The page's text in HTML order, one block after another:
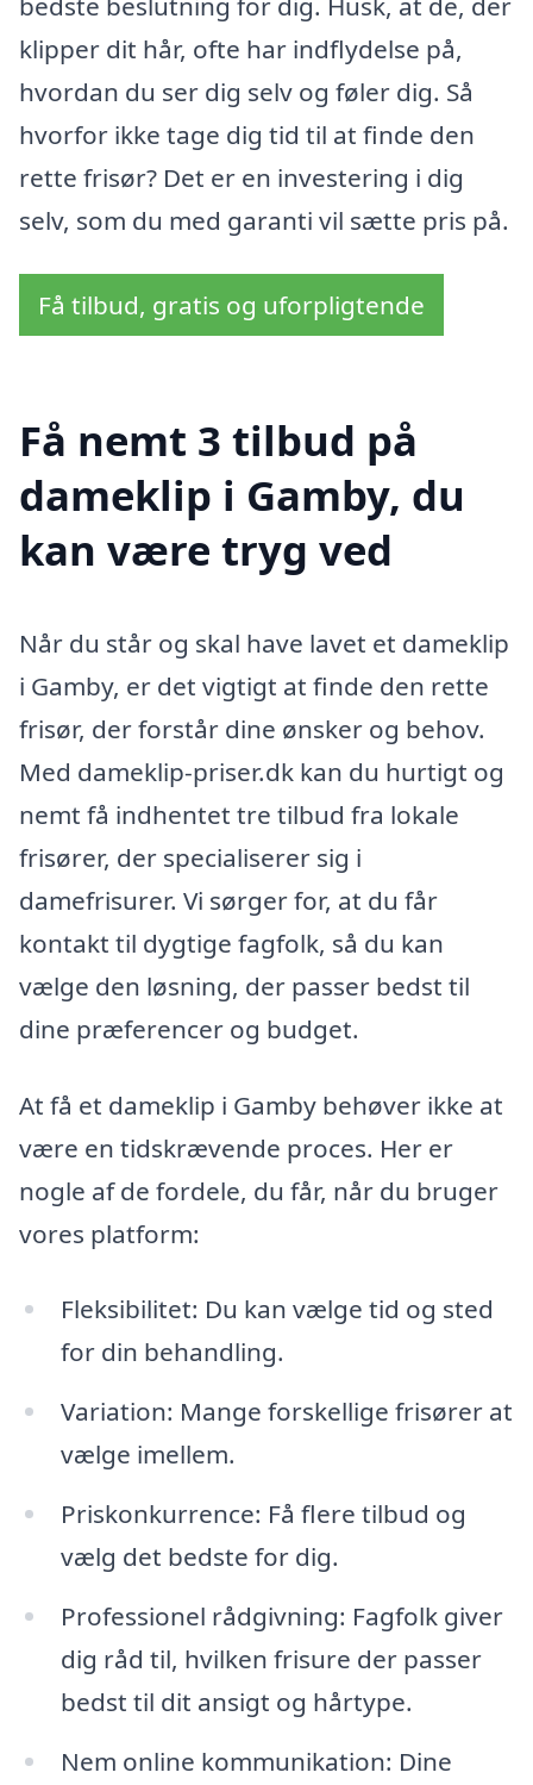
klipper dit hår, ofte har indflydelse på,
hvordan du ser dig selv og føler dig. Så
hvorfor ikke tage dig tid til at finde den
rette frisør? Det er en investering i dig
selv, som du med garanti vil sætte pris på.
Få tilbud, gratis og uforpligtende
Få nemt 3 tilbud på
dameklip i Gamby, du
kan være tryg ved
Når du står og skal have lavet et dameklip
i Gamby, er det vigtigt at finde den rette
frisør, der forstår dine ønsker og behov.
Med dameklip-priser.dk kan du hurtigt og
nemt få indhentet tre tilbud fra lokale
frisører, der specialiserer sig i
damefrisurer. Vi sørger for, at du får
kontakt til dygtige fagfolk, så du kan
vælge den løsning, der passer bedst til
dine præferencer og budget.
At få et dameklip i Gamby behøver ikke at
være en tidskrævende proces. Her er
nogle af de fordele, du får, når du bruger
vores platform:
Fleksibilitet: Du kan vælge tid og sted
for din behandling.
Variation: Mange forskellige frisører at
vælge imellem.
Priskonkurrence: Få flere tilbud og
vælg det bedste for dig.
Professionel rådgivning: Fagfolk giver
dig råd til, hvilken frisure der passer
bedst til dit ansigt og hårtype.
Nem online kommunikation: Dine